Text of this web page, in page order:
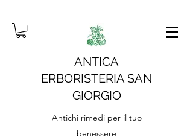
ANTICA
ERBORISTERIA SAN
GIORGIO
Antichi rimedi per il tuo
benessere